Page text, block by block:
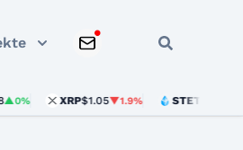
XRP $1.05▼1.9% STETH$1,902.26